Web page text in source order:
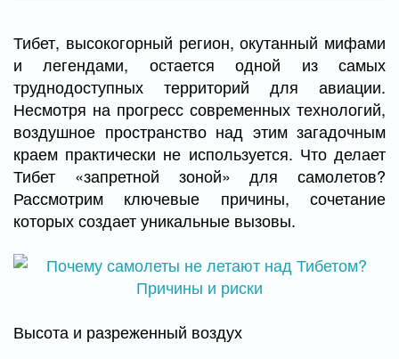
Тибет, высокогорный регион, окутанный мифами
и легендами, остается одной из самых
труднодоступных территорий для авиации.
Несмотря на прогресс современных технологий,
воздушное пространство над этим загадочным
краем практически не используется. Что делает
Тибет «запретной зоной» для самолетов?
Рассмотрим ключевые причины, сочетание
которых создает уникальные вызовы.
Высота и разреженный воздух